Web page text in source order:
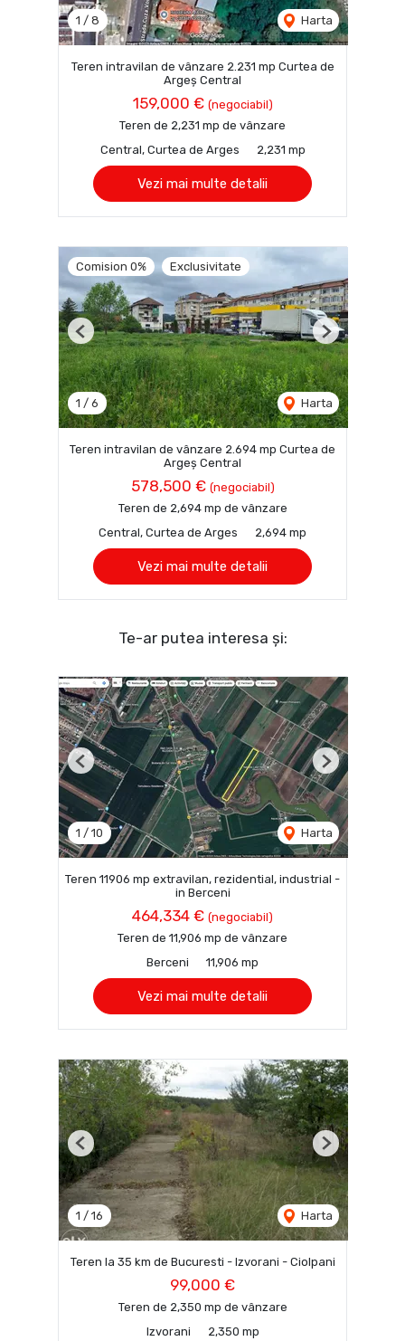
1 / 8 Harta
Teren intravilan de vânzare 2.231 mp Curtea de
Argeș Central
159,000 € (negociabil)
Teren de 2,231 mp de vânzare
Central, Curtea de Arges
2,231 mp
Vezi mai multe detalii
Comision 0% Exclusivitate
1 / 6 Harta
Previous Next
Teren intravilan de vânzare 2.694 mp Curtea de
Argeș Central
578,500 € (negociabil)
Teren de 2,694 mp de vânzare
Central, Curtea de Arges
2,694 mp
Vezi mai multe detalii
Te-ar putea interesa și:
1 / 10 Harta
Previous Next
Teren 11906 mp extravilan, rezidential, industrial -
in Berceni
464,334 € (negociabil)
Teren de 11,906 mp de vânzare
Berceni
11,906 mp
Vezi mai multe detalii
1 / 16 Harta
Previous Next
Teren la 35 km de Bucuresti - Izvorani - Ciolpani
99,000 €
Teren de 2,350 mp de vânzare
Izvorani
2,350 mp